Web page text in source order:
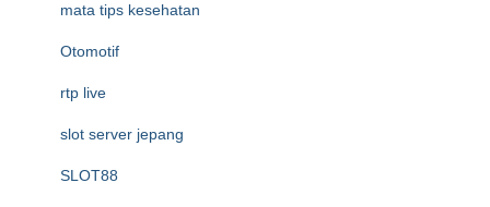
mata tips kesehatan
Otomotif
rtp live
slot server jepang
SLOT88